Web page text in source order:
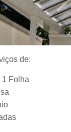
de:
1 Folha